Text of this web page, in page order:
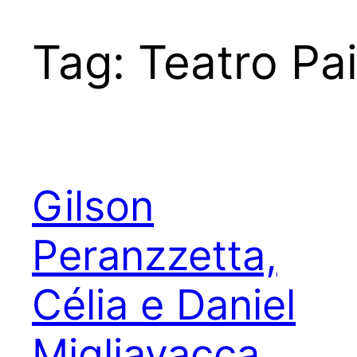
Tag: Teatro
Gilson
Peranzzetta,
Célia e Daniel